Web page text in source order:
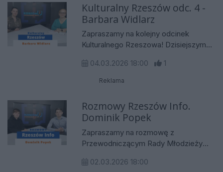
Kulturalny Rzeszów odc. 4 -
Barbara Widlarz
Zapraszamy na kolejny odcinek
Kulturalnego Rzeszowa! Dzisiejszym
członek Stowarzyszenia International
Champions Team. W rozmowie z
Aktorskiej i Poezji Śpiewanej, który
odbędzie się już w najbliższy piątek 6
marca. Ponadto Barbara Widlarz
przypomni o koncercie Krzysztofa
Kobiet w Instytucie Teologiczno-
04.03.2026 18:00 1
Reklama
Rozmowy Rzeszów Info.
Dominik Popek
Zapraszamy na rozmowę z
Przewodniczącym Rady Młodzieży
Porozmawiamy o działalności
02.03.2026 18:00